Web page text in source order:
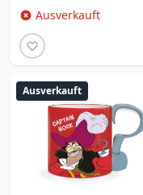
Ausverkauft
Ausverkauft